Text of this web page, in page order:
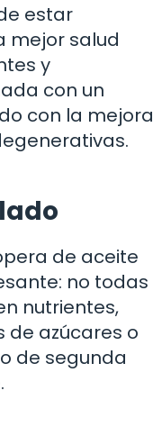
estar
mejor salud
y
con un
con la mejora
de aceite
no todas
nutrientes,
de azúcares o
de segunda